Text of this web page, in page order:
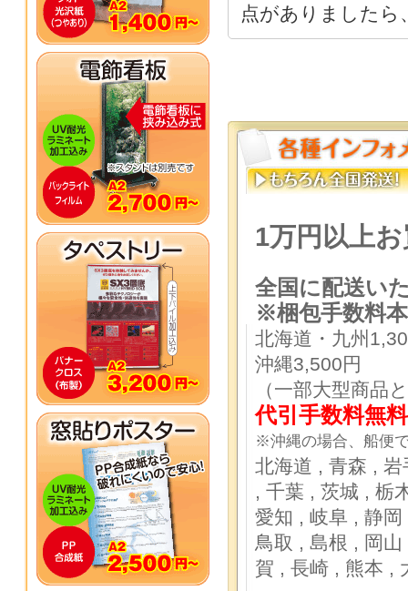
点がありましたら
1万円以上
全国に配送い
※梱包手数料
北海道・九州
沖縄3,500円
（一部大型商品
代引手数料無
※沖縄の場合、船便
北海道 , 青森 ,
, 千葉 , 茨城 , 栃
愛知 , 岐阜 , 静
鳥取 , 島根 , 岡
賀 , 長崎 , 熊本 ,